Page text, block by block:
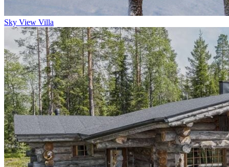
Sky View Villa